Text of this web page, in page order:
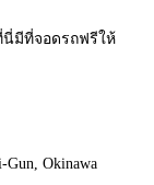
นี่มีที่จอดรถฟรีให้
Gun, Okinawa